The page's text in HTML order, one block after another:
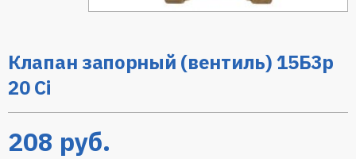
Клапан запорный (вентиль) 15Б3р
20 Ci
208 руб.